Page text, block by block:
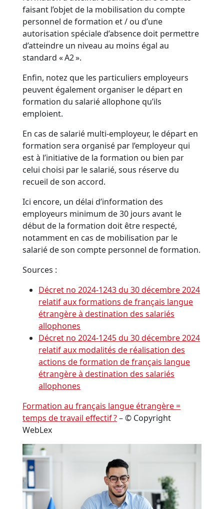
faisant l’objet de la mobilisation du compte
personnel de formation et / ou d’une
autorisation spéciale d’absence doit permettre
d’atteindre un niveau au moins égal au
standard « A2 ».
Enfin, notez que les particuliers employeurs
peuvent également organiser le départ en
formation du salarié allophone qu’ils
emploient.
En cas de salarié multi-employeur, le départ en
formation sera organisé par l’employeur qui
est à l’initiative de la formation ou bien par
celui choisi par le salarié, sous réserve du
recueil de son accord.
Ici encore, un délai d’information des
employeurs minimum de 30 jours avant le
début de la formation doit être respecté,
notamment en cas de mobilisation par le
salarié de son compte personnel de formation.
Sources :
Décret no 2024-1243 du 30 décembre 2024
relatif aux formations de français langue
étrangère à destination des salariés
allophones
Décret no 2024-1245 du 30 décembre 2024
relatif aux modalités de réalisation des
actions de formation de français langue
étrangère à destination des salariés
allophones
Formation au français langue étrangère =
temps de travail effectif ?– © Copyright
WebLex